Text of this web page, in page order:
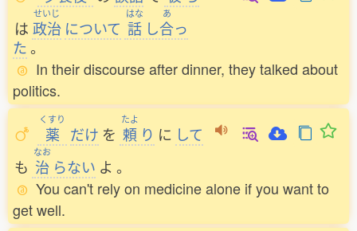
は
せいじ
政治 について
はな
話 し
あ
合っ
た。
In their discourse after dinner, they talked about
politics.
くすり
薬 だけ を
たよ
頼 り に して
も
なお
治 らない よ 。
You can't rely on medicine alone if you want to
get well.